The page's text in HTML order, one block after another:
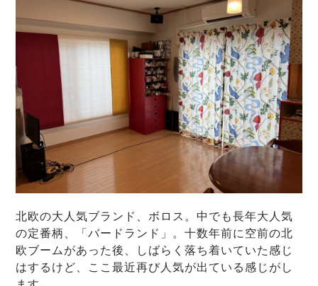
北欧の大人気ブランド、ボロス。中でも長年大人気
の定番柄、「バードランド」。十数年前に空前の北
欧ブームがあった後、しばらく落ち着いていた感じ
はするけど、ここ最近再び人気が出ている感じがし